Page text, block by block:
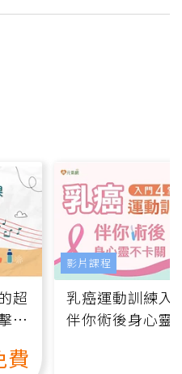
超
有
費
乳癌運動訓練入
伴你術後身心靈
影片課程